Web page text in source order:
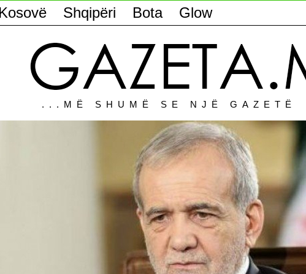
Kosovë Shqipëri Bota Glow
...MË SHUMË SE NJË GAZETË